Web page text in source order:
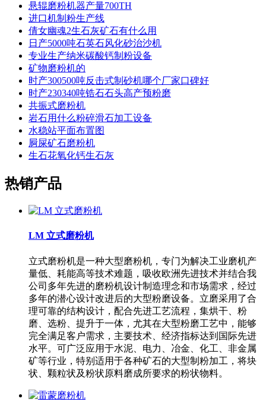
悬辊磨粉机器产量700TH
进口机制粉生产线
倩女幽魂2生石灰矿石有什么用
日产5000吨石英石风化砂治沙机
专业生产纳米碳酸钙制粉设备
矿物磨粉机的
时产300500吨反击式制砂机哪个厂家口碑好
时产230340吨锆石石头高产预粉磨
共振式磨粉机
岩石用什么粉碎滑石加工设备
水稳站平面布置图
屙屎矿石磨粉机
生石花氧化钙生石灰
热销产品
LM 立式磨粉机
立式磨粉机是一种大型磨粉机，专门为解决工业磨机产
量低、耗能高等技术难题，吸收欧洲先进技术并结合我
公司多年先进的磨粉机设计制造理念和市场需求，经过
多年的潜心设计改进后的大型粉磨设备。立磨采用了合
理可靠的结构设计，配合先进工艺流程，集烘干、粉
磨、选粉、提升于一体，尤其在大型粉磨工艺中，能够
完全满足客户需求，主要技术、经济指标达到国际先进
水平。可广泛应用于水泥、电力、冶金、化工、非金属
矿等行业，特别适用于各种矿石的大型制粉加工，将块
状、颗粒状及粉状原料磨成所要求的粉状物料。